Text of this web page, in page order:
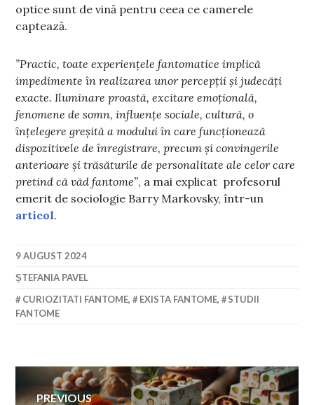
optice sunt de vină pentru ceea ce camerele
captează.
”Practic, toate experiențele fantomatice implică
impedimente în realizarea unor percepții și judecăți
exacte. Iluminare proastă, excitare emoțională,
fenomene de somn, influențe sociale, cultură, o
înțelegere greșită a modului în care funcționează
dispozitivele de înregistrare, precum și convingerile
anterioare și trăsăturile de personalitate ale celor care
pretind că văd fantome”, a mai explicat profesorul
emerit de sociologie Barry Markovsky, într-un
articol.
9 AUGUST 2024
ȘTEFANIA PAVEL
CURIOZITATI FANTOME, EXISTA FANTOME,
STUDII
FANTOME
Navigare
PREVIOUS